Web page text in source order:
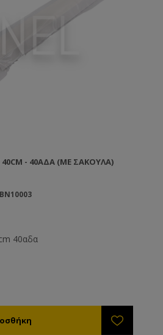
- 40ΑΔΑ (ΜΕ ΣΑΚΟΎΛΑ)
40αδα